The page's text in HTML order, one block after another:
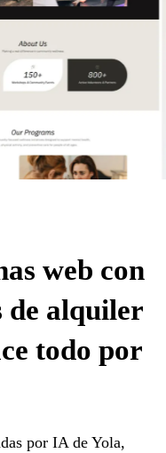
web con
de alquiler
todo por
por IA de Yola,